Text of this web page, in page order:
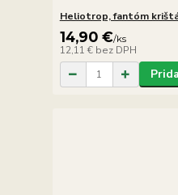
Heliotrop, fantóm
14,90 €/ks
12,11 € bez DPH